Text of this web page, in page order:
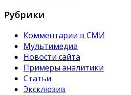
Рубрики
Комментарии в СМИ
Мультимедиа
Новости сайта
Примеры аналитики
Статьи
Эксклюзив